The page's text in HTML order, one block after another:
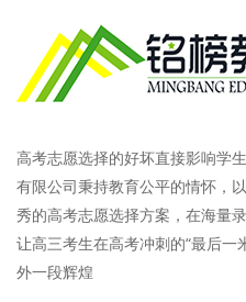
高考志愿选择的好坏直接影响学
有限公司秉持教育公平的情怀，
秀的高考志愿选择方案，在海量
让高三考生在高考冲刺的“最后一
外一段辉煌